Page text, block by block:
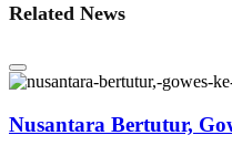
Related News
Nusantara Bertutur,